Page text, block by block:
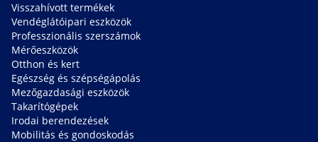
Visszahívott termékek
Vendéglátóipari eszközök
Professzionális szerszámok
Mérőeszközök
Otthon és kert
Egészség és szépségápolás
Mezőgazdasági eszközök
Takarítógépek
Irodai berendezések
Mobilitás és gondoskodás